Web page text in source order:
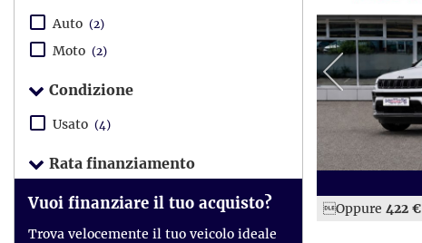
Auto (2)
Moto (2)
Condizione
Usato (4)
Rata finanziamento
Vuoi finanziare il tuo acquisto?
Trova velocemente il tuo veicolo ideale
Oppure422 €